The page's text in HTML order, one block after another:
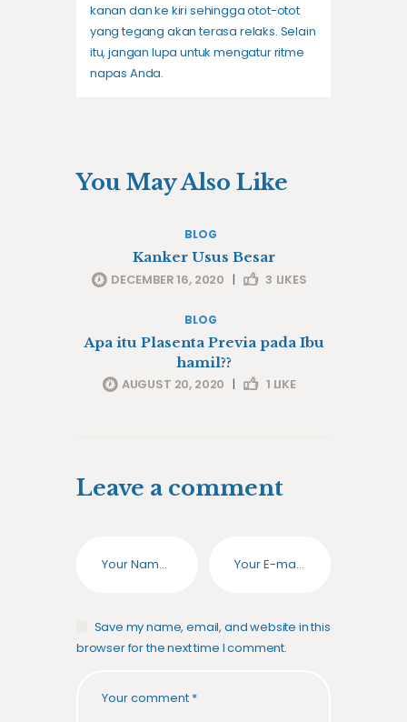
kanan dan ke kiri sehingga otot-otot
yang tegang akan terasa relaks. Selain
itu, jangan lupa untuk mengatur ritme
napas Anda.
You May Also Like
BLOG
Kanker Usus Besar
DECEMBER 16, 2020 | 3 LIKES
BLOG
Apa itu Plasenta Previa pada Ibu
hamil??
AUGUST 20, 2020 | 1 LIKE
Leave a comment
Save my name, email, and website in this
browser for the next time I comment.